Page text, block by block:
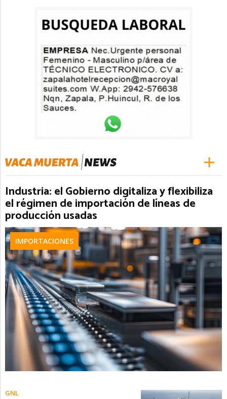
Industria: el Gobierno digitaliza y flexibiliza
el régimen de importación de líneas de
producción usadas
IMPORTACIONES
GNL